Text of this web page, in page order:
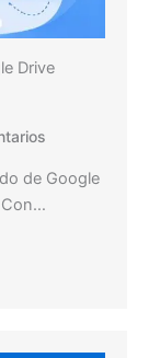
Drive
de Google
Con…